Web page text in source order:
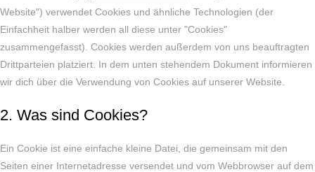
Website") verwendet Cookies und ähnliche Technologien (der
Einfachheit halber werden all diese unter "Cookies"
zusammengefasst). Cookies werden außerdem von uns beauftragten
Drittparteien platziert. In dem unten stehendem Dokument informieren
wir dich über die Verwendung von Cookies auf unserer Website.
2. Was sind Cookies?
Ein Cookie ist eine einfache kleine Datei, die gemeinsam mit den
Seiten einer Internetadresse versendet und vom Webbrowser auf dem